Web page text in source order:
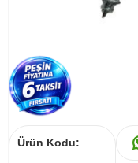
Ürün Kodu: